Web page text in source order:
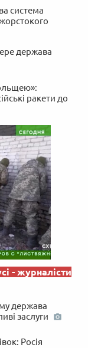
система
держава
ракети до
- журналісти
держава
заслуги
Росія